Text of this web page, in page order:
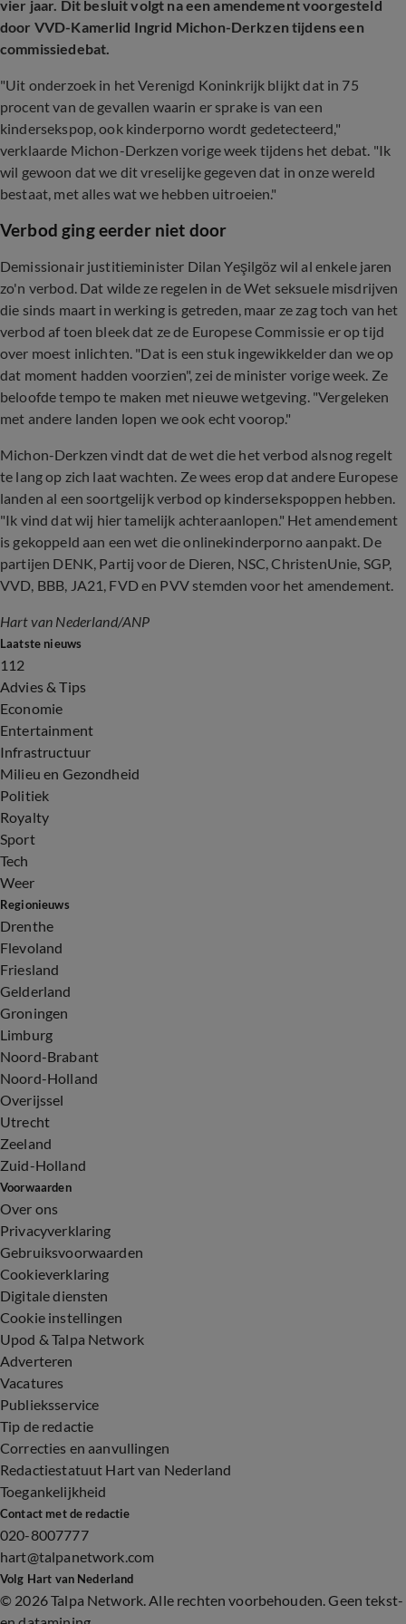
vier jaar. Dit besluit volgt na een amendement voorgesteld
door VVD-Kamerlid Ingrid Michon-Derkzen tijdens een
commissiedebat.
"Uit onderzoek in het Verenigd Koninkrijk blijkt dat in 75
procent van de gevallen waarin er sprake is van een
kindersekspop, ook kinderporno wordt gedetecteerd,"
verklaarde Michon-Derkzen vorige week tijdens het debat. "Ik
wil gewoon dat we dit vreselijke gegeven dat in onze wereld
bestaat, met alles wat we hebben uitroeien."
Verbod ging eerder niet door
Demissionair justitieminister Dilan Yeşilgöz wil al enkele jaren
zo'n verbod. Dat wilde ze regelen in de Wet seksuele misdrijven
die sinds maart in werking is getreden, maar ze zag toch van het
verbod af toen bleek dat ze de Europese Commissie er op tijd
over moest inlichten. "Dat is een stuk ingewikkelder dan we op
dat moment hadden voorzien", zei de minister vorige week. Ze
beloofde tempo te maken met nieuwe wetgeving. "Vergeleken
met andere landen lopen we ook echt voorop."
Michon-Derkzen vindt dat de wet die het verbod alsnog regelt
te lang op zich laat wachten. Ze wees erop dat andere Europese
landen al een soortgelijk verbod op kindersekspoppen hebben.
"Ik vind dat wij hier tamelijk achteraanlopen." Het amendement
is gekoppeld aan een wet die onlinekinderporno aanpakt. De
partijen DENK, Partij voor de Dieren, NSC, ChristenUnie, SGP,
VVD, BBB, JA21, FVD en PVV stemden voor het amendement.
Hart van Nederland/ANP
Laatste nieuws
112
Advies & Tips
Economie
Entertainment
Infrastructuur
Milieu en Gezondheid
Politiek
Royalty
Sport
Tech
Weer
Regionieuws
Drenthe
Flevoland
Friesland
Gelderland
Groningen
Limburg
Noord-Brabant
Noord-Holland
Overijssel
Utrecht
Zeeland
Zuid-Holland
Voorwaarden
Over ons
Privacyverklaring
Gebruiksvoorwaarden
Cookieverklaring
Digitale diensten
Cookie instellingen
Upod & Talpa Network
Adverteren
Vacatures
Publieksservice
Tip de redactie
Correcties en aanvullingen
Redactiestatuut Hart van Nederland
Toegankelijkheid
Contact met de redactie
020-8007777
hart@talpanetwork.com
Volg Hart van Nederland
© 2026 Talpa Network. Alle rechten voorbehouden. Geen tekst-